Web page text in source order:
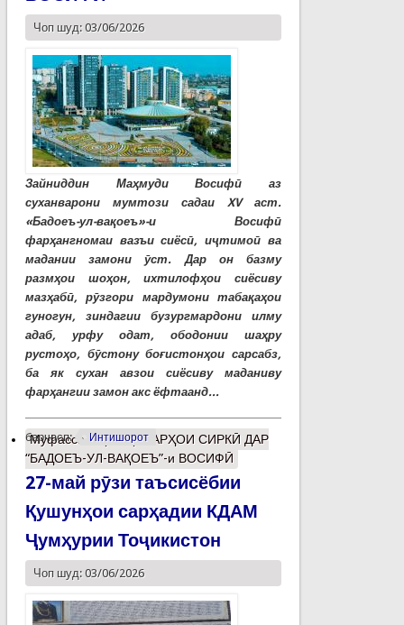
Чоп шуд: 03/06/2026
Зайниддин Маҳмуди Восифӣ аз
суханварони мумтози садаи XV аст.
«Бадоеъ-ул-вақоеъ»-и Восифӣ
фарҳангномаи вазъи сиёсӣ, иҷтимоӣ ва
мадании замони ӯст. Дар он базму
размҳои шоҳон, ихтилофҳои сиёсиву
мазҳабӣ, рӯзгори мардумони табақаҳои
гуногун, зиндагии бузургмардони илму
адаб, урфу одат, ободонии шаҳру
рустоҳо, бӯстону боғистонҳои сарсабз,
ба як сухан авзои сиёсиву маданиву
фарҳангии замон акс ёфтаанд...
барчасп: Интишорот
Муфассалтаро ҲУНАРҲОИ СИРКӢ ДАР
“БАДОЕЪ-УЛ-ВАҚОЕЪ”-и ВОСИФӢ
27-май рӯзи таъсисёбии
Қушунҳои сарҳадии КДАМ
Ҷумҳурии Тоҷикистон
Чоп шуд: 03/06/2026